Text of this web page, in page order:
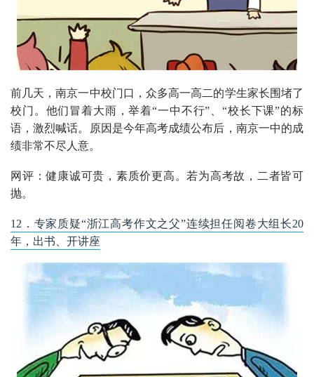
前几天，南京一中校门口，众多高一高二的学生家长围堵了
校门。他们冒着大雨，举着“一中不行”、“校长下课”的标
语，激烈喊话。原因是今年高考成绩公布后，南京一中的成
绩非常不尽人意。
网评：健康诚可贵，素质价更高。若为高考故，二者皆可
抛。
12．专家质疑“浙江高考作文之父”连续担任阅卷大组长20
年，出书、开讲座